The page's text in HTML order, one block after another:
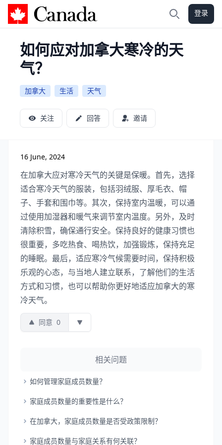
加拿大攻略 登录
如何应对加拿大寒冷的天
气？
加拿大 生活 天气
关注 回答 邀请
16 June, 2024
在加拿大应对寒冷天气的关键是保暖。首先，选择
适合寒冷天气的服装，包括羽绒服、厚毛衣、帽
子、手套和围巾等。其次，保持室内温暖，可以通
过使用加湿器和暖气来调节室内温度。另外，及时
清除积雪，确保通行安全。保持良好的健康习惯也
很重要，多吃热食、喝热饮，加强锻炼，保持充足
的睡眠。最后，适应寒冷气候需要时间，保持积极
乐观的心态，与当地人建立联系，了解他们的生活
方式和习惯，也可以帮助你更好地适应加拿大的寒
冷天气。
同意 0
相关问题
如何管理家庭成员数量？
家庭成员数量的重要性是什么？
在加拿大，家庭成员数量是否受政策限制？
家庭成员数量与家庭关系有何关联？